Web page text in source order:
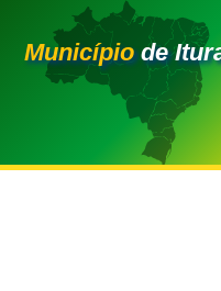
Municípiode